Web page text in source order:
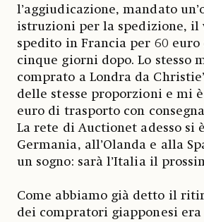
l’aggiudicazione, mandato
istruzioni per la spedizione, il
spedito in Francia per 60 euro
cinque giorni dopo. Lo stesso
comprato a Londra da
delle stesse proporzioni e mi
euro di trasporto con
La rete di Auctionet adesso si
Germania, all’Olanda e alla
un sogno: sarà l’Italia il
Come abbiamo già detto il
dei compratori giapponesi era